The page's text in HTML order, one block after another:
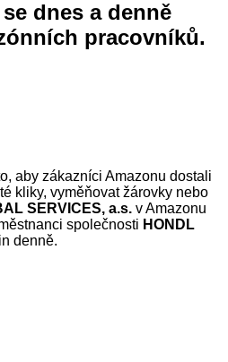
dnes a denně
pracovníků.
aby zákazníci Amazonu dostali
kliky, vyměňovat žárovky nebo
SERVICES, a.s. v Amazonu
společnosti HONDL
denně.